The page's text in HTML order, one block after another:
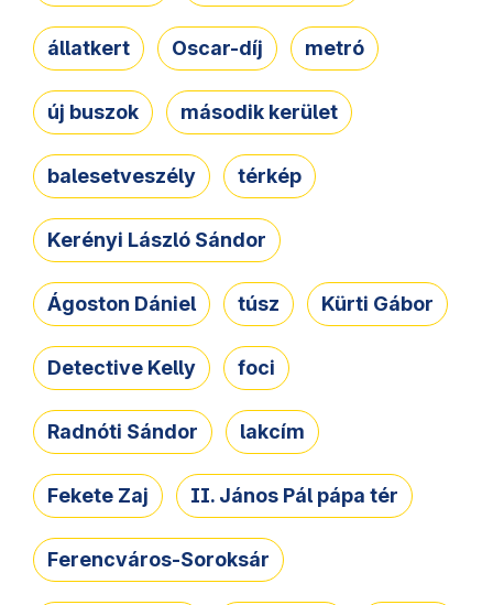
állatkert Oscar-díj metró
új buszok második kerület
balesetveszély térkép
Kerényi László Sándor
Ágoston Dániel túsz Kürti Gábor
Detective Kelly foci
Radnóti Sándor lakcím
Fekete Zaj II. János Pál pápa tér
Ferencváros-Soroksár